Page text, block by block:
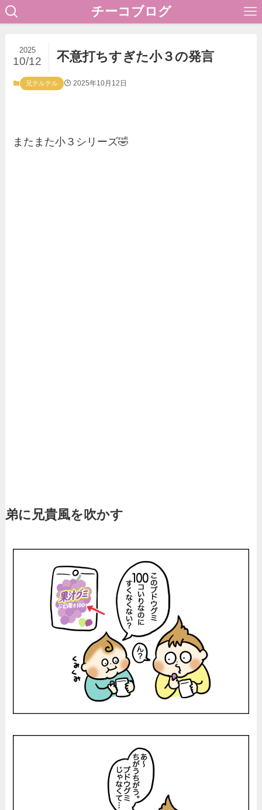
チーコブログ
不意打ちすぎた小３の発言
2025
10/12
兄テルテル 2025年10月12日
またまた小３シリーズ🤣
弟に兄貴風を吹かす